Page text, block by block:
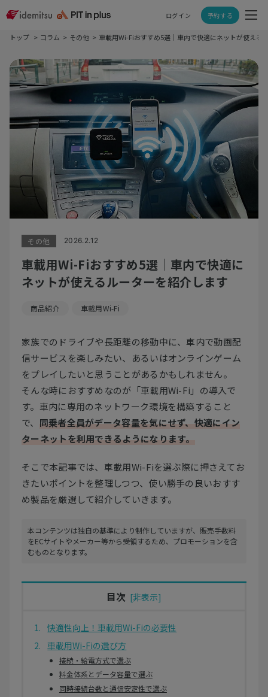
ログイン 予約する
トップ コラム その他 車載用Wi-Fiおすすめ5選｜車内で快適にネットが使える
その他 2026.2.12
車載用Wi-Fiおすすめ5選｜車内で快適に
ネットが使えるルーターを紹介します
商品紹介 車載用Wi-Fi
家族でのドライブや長距離の移動中に、車内で動画配
信サービスを楽しみたい、あるいはオンラインゲーム
をプレイしたいと思うことがあるかもしれません。
そんな時におすすめなのが「車載用Wi-Fi」の導入で
す。車内に専用のネットワーク環境を構築すること
で、 同乗者全員がデータ容量を気にせず、快適にイン
ターネットを利用できるようになります。
そこで本記事では、車載用Wi-Fiを選ぶ際に押さえてお
きたいポイントを整理しつつ、使い勝手の良いおすす
め製品を厳選して紹介していきます。
本コンテンツは独自の基準により制作していますが、販売手数料
をECサイトやメーカー等から受領するため、プロモーションを含
むものとなります。
目次
快適性向上！車載用Wi-Fiの必要性
車載用Wi-Fiの選び方
接続・給電方式で選ぶ
料金体系とデータ容量で選ぶ
同時接続台数と通信安定性で選ぶ